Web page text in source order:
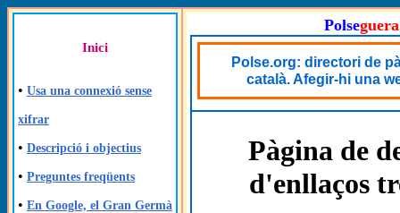
Inici
• Usa una connexió sense
xifrar
• Descripció i objectius
• Preguntes freqüents
• En Google, el Gran Germà
Polseguera
Polse.org: directori de
català. Afegir-hi una
Pàgina de
d'enllaços